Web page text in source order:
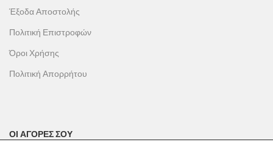
Έξοδα Αποστολής
Πολιτική Επιστροφών
Όροι Χρήσης
Πολιτική Απορρήτου
ΟΙ ΑΓΟΡΕΣ ΣΟΥ